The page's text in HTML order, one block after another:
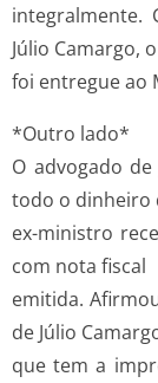
integralmente.
Júlio Camargo,
foi entregue ao
*Outro lado*
O advogado
todo o dinheiro
ex-ministro
com nota fiscal
emitida.
de Júlio
que tem a